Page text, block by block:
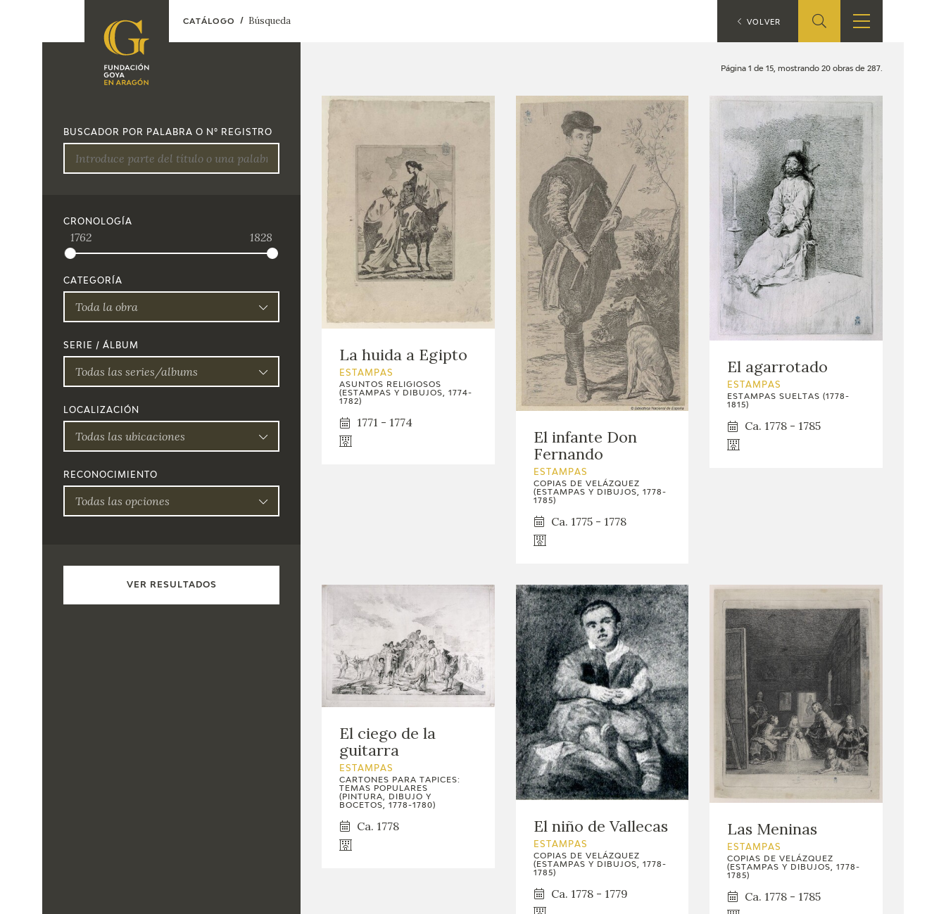
EN
FUNDACIÓN
CENTRO DE
CONTACTO
SALA DE
BLOG CUADERNO
BIOGRAFÍA
EL VIAJE DE GOYA
CATÁLOGO
GOYA EN EL MUNDO
GOYA EN ARAGÓN
PREMIO ARAGÓN
PUBLICACIONES TIENDA ONLINE
EDUCA
CEDEA
RECURSOS
EDUCATIVOS
FICHAS ARASAAC
BUSCADOR POR PALABRA O Nº REGISTRO
CRONOLOGÍA
1762 1828
CATEGORÍA
Toda la obra
SERIE / ÁLBUM
Todas las series/albums
LOCALIZACIÓN
Todas las ubicaciones
RECONOCIMIENTO
Todas las opciones
Página 1 de 15, mostrando 20 obras de 287.
La huida a Egipto
ESTAMPAS
ASUNTOS RELIGIOSOS
(ESTAMPAS Y DIBUJOS, 1774-
1782)
1771 - 1774
El infante Don
Fernando
ESTAMPAS
COPIAS DE VELÁZQUEZ
(ESTAMPAS Y DIBUJOS, 1778-
1785)
Ca. 1775 - 1778
El agarrotado
ESTAMPAS
ESTAMPAS SUELTAS (1778-
1815)
Ca. 1778 - 1785
El ciego de la
guitarra
ESTAMPAS
CARTONES PARA TAPICES:
TEMAS POPULARES
(PINTURA, DIBUJO Y
BOCETOS, 1778-1780)
Ca. 1778 El niño de Vallecas
ESTAMPAS
COPIAS DE VELÁZQUEZ
(ESTAMPAS Y DIBUJOS, 1778-
1785)
Ca. 1778 - 1779
Las Meninas
ESTAMPAS
COPIAS DE VELÁZQUEZ
(ESTAMPAS Y DIBUJOS, 1778-
1785)
Ca. 1778 - 1785
CATÁLOGO Búsqueda VOLVER